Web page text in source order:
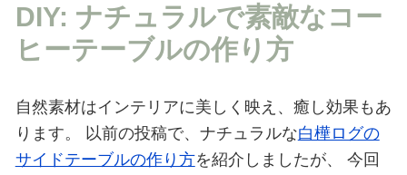
DIY: ナチュラルで素敵なコー
ヒーテーブルの作り方
自然素材はインテリアに美しく映え、癒し効果もあ
ります。
以前の投稿で、ナチュラルな白樺ログの
サイドテーブルの作り方を紹介しましたが、
今回